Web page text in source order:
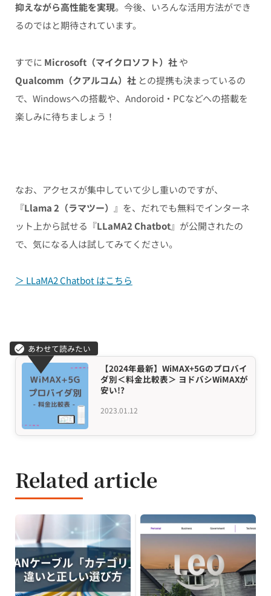
抑えながら高性能を実現。今後、いろんな活用方法ができ
るのではと期待されています。
すでに Microsoft（マイクロソフト）社や
Qualcomm（クアルコム）社 との提携も決まっているの
で、Windowsへの搭載や、Andoroid・PCなどへの搭載を
楽しみに待ちましょう！
なお、アクセスが集中していて少し重いのですが、
『Llama 2（ラマツー）
』を、だれでも無料でインターネ
ット上から試せる『LLaMA2 Chatbot』が公開されたの
で、気になる人は試してみてください。
＞ LLaMA2 Chatbot はこちら
2023.01.12
【2024年最新】WiMAX+5Gのプロバイ
ダ別＜料金比較表＞ ヨドバシWiMAXが
安い!?
Related article